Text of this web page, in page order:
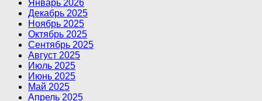
Январь 2026
Декабрь 2025
Ноябрь 2025
Октябрь 2025
Сентябрь 2025
Август 2025
Июль 2025
Июнь 2025
Май 2025
Апрель 2025